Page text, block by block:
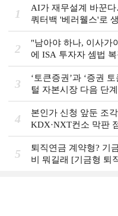
1
AI가 재무설계 바꾼
쿼터백 '베러웰스'로
2
"남아야 하나, 이사
에 ISA 투자자 셈법
3
‘토큰증권’과 ‘증권
털 자본시장 다음 단
4
본인가 신청 앞둔 조
KDX·NXT컨소 막판
5
퇴직연금 계약형? 기
비 뭐길래 [기금형 퇴